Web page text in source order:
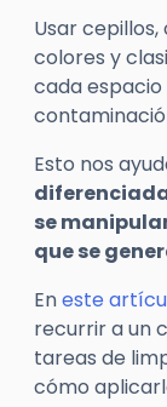
Usar
colores y
cada
Esto nos
se
que se
Eneste
recurrir a un
tareas de
cómo